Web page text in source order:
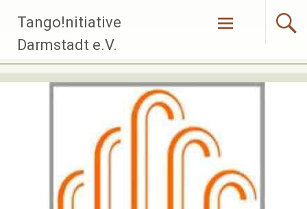
Inhalt
springen
Tango!nitiative
Darmstadt e.V.